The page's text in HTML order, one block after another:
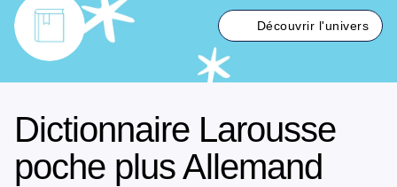
Découvrir l'univers
Dictionnaire Larousse
poche plus Allemand